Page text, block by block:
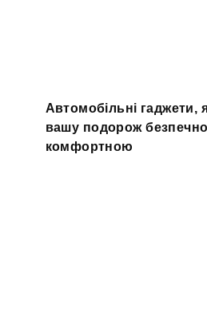
Автомобільні гаджети,
вашу подорож
комфортною